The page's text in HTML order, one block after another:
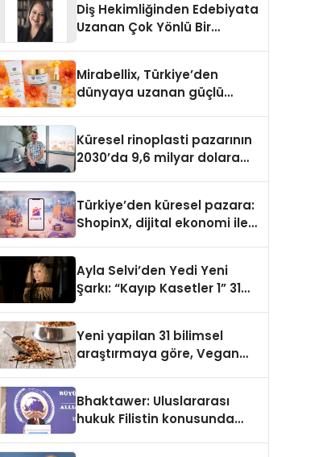
Diş Hekimliğinden Edebiyata
Uzanan Çok Yönlü Bir
Mirabellix, Türkiye’den
dünyaya uzanan güçlü
Küresel rinoplasti pazarının
2030’da 9,6 milyar dolara
Türkiye’den küresel pazara:
ShopinX, dijital ekonomi ile
Ayla Selvi’den Yedi Yeni
Şarkı: “Kayıp Kasetler 1” 31
Yeni yapilan 31 bilimsel
araştırmaya göre, Vegan
Sindirildiğini Ortaya Koydu
Bhaktawer: Uluslararası
hukuk Filistin konusunda